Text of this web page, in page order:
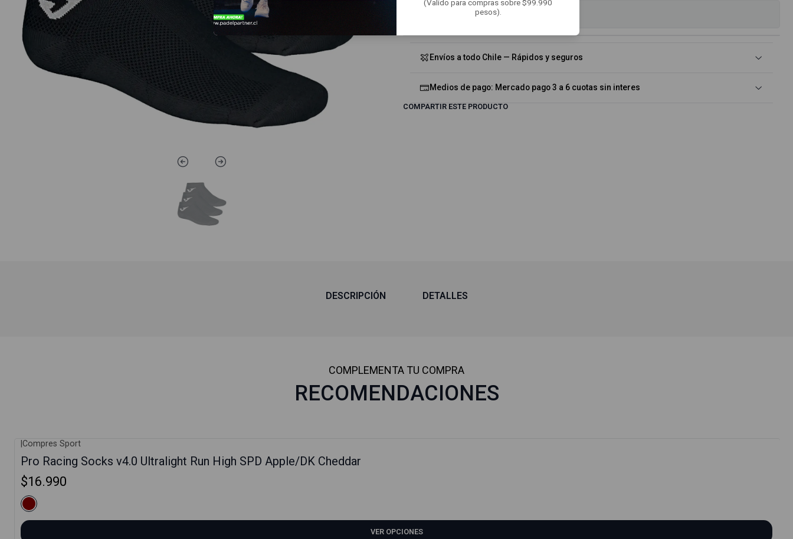
(Valido para compras sobre $99.990
pesos).
Mostrar stock de ubicaciones
Envíos a todo Chile — Rápidos y seguros
Medios de pago: Mercado pago 3 a 6 cuotas sin interes
COMPARTIR ESTE PRODUCTO
DESCRIPCIÓN DETALLES
COMPLEMENTA TU COMPRA
RECOMENDACIONES
Compres Sport
Pro Racing Socks v4.0 Ultralight Run High SPD Apple/DK Cheddar
$16.990
VER OPCIONES